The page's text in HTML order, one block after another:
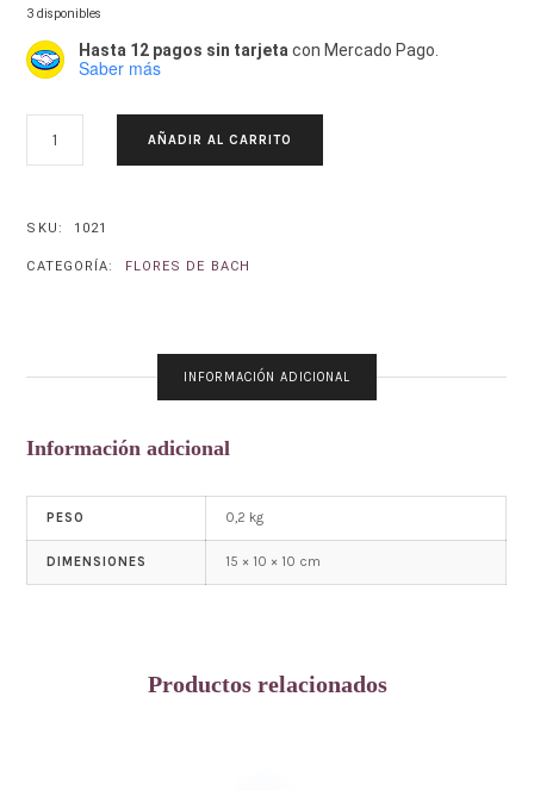
3 disponibles
Hasta 12 pagos sin tarjeta con Mercado Pago.
Saber más
GORSE.
CANTIDAD
AÑADIR AL CARRITO
SKU: 1021
CATEGORÍA: FLORES DE BACH
INFORMACIÓN ADICIONAL
Información adicional
PESO 0,2 kg
DIMENSIONES 15 × 10 × 10 cm
Productos relacionados